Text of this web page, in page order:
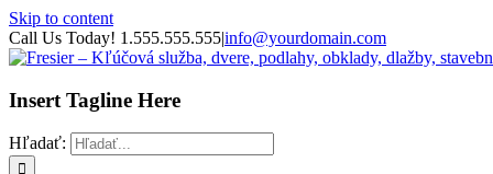
Skip to content
Call Us Today! 1.555.555.555|info@yourdomain.com
Insert Tagline Here
Hľadať: